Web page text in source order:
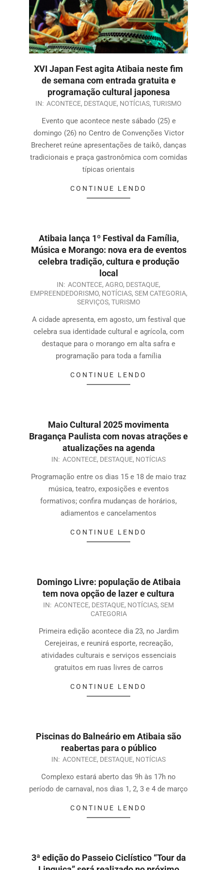
XVI Japan Fest agita Atibaia neste fim
de semana com entrada gratuita e
programação cultural japonesa
IN: ACONTECE, DESTAQUE, NOTÍCIAS, TURISMO
Evento que acontece neste sábado (25) e
domingo (26) no Centro de Convenções Victor
Brecheret reúne apresentações de taikô, danças
tradicionais e praça gastronômica com comidas
típicas orientais
CONTINUE LENDO
Atibaia lança 1º Festival da Família,
Música e Morango: nova era de eventos
celebra tradição, cultura e produção
local
IN: ACONTECE, AGRO, DESTAQUE,
EMPREENDEDORISMO, NOTÍCIAS, SEM CATEGORIA,
SERVIÇOS, TURISMO
A cidade apresenta, em agosto, um festival que
celebra sua identidade cultural e agrícola, com
destaque para o morango em alta safra e
programação para toda a família
CONTINUE LENDO
Maio Cultural 2025 movimenta
Bragança Paulista com novas atrações e
atualizações na agenda
IN: ACONTECE, DESTAQUE, NOTÍCIAS
Programação entre os dias 15 e 18 de maio traz
música, teatro, exposições e eventos
formativos; confira mudanças de horários,
adiamentos e cancelamentos
CONTINUE LENDO
Domingo Livre: população de Atibaia
tem nova opção de lazer e cultura
IN: ACONTECE, DESTAQUE, NOTÍCIAS, SEM
CATEGORIA
Primeira edição acontece dia 23, no Jardim
Cerejeiras, e reunirá esporte, recreação,
atividades culturais e serviços essenciais
gratuitos em ruas livres de carros
CONTINUE LENDO
Piscinas do Balneário em Atibaia são
reabertas para o público
IN: ACONTECE, DESTAQUE, NOTÍCIAS
Complexo estará aberto das 9h às 17h no
período de carnaval, nos dias 1, 2, 3 e 4 de março
CONTINUE LENDO
3ª edição do Passeio Ciclístico “Tour da